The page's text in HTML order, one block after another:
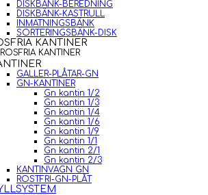
DISKBÄNK-BEREDNING
DISKBÄNK-KASTRULL
INMATNINGSBÄNK
SORTERINGSBÄNK-DISK
KANTINER
GALLER-PLÅTAR-GN
GN-KANTINER
Gn kantin 1/2
Gn kantin 1/3
Gn kantin 1/4
Gn kantin 1/6
Gn kantin 1/9
Gn kantin 1/1
Gn kantin 2/1
Gn kantin 2/3
KANTINVAGN GN
ROSTFRI-GN-PLÅT